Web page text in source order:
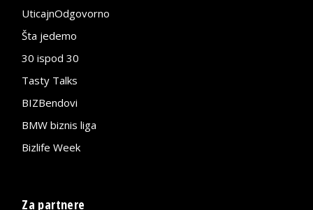
UticajnOdgovorno
Šta jedemo
30 ispod 30
Tasty Talks
BIZBendovi
BMW biznis liga
Bizlife Week
Za partnere